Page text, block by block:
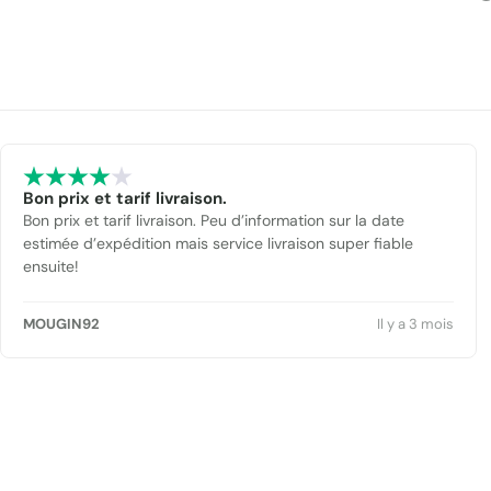
Bon prix et tarif livraison.
Bon prix et tarif livraison. Peu d’information sur la date
estimée d’expédition mais service livraison super fiable
ensuite!
MOUGIN92 Il y a 3 mois